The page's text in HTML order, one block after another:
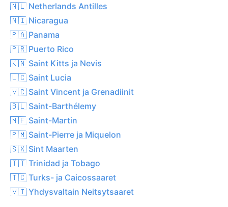
🇳🇱 Netherlands Antilles
🇳🇮 Nicaragua
🇵🇦 Panama
🇵🇷 Puerto Rico
🇰🇳 Saint Kitts ja Nevis
🇱🇨 Saint Lucia
🇻🇨 Saint Vincent ja Grenadiinit
🇧🇱 Saint-Barthélemy
🇲🇫 Saint-Martin
🇵🇲 Saint-Pierre ja Miquelon
🇸🇽 Sint Maarten
🇹🇹 Trinidad ja Tobago
🇹🇨 Turks- ja Caicossaaret
🇻🇮 Yhdysvaltain Neitsytsaaret